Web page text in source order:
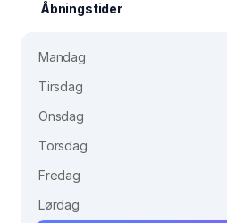
Åbningstider
Mandag
Tirsdag
Onsdag
Torsdag
Fredag
Lørdag